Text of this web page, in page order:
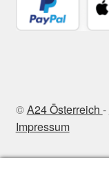
©A24 Österreich -
Impressum